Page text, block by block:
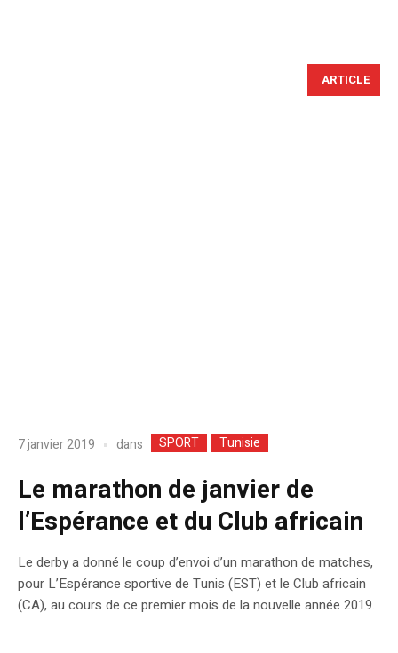
ARTICLE
7 janvier 2019 dans SPORT Tunisie
Le marathon de janvier de
l’Espérance et du Club africain
Le derby a donné le coup d’envoi d’un marathon de matches,
pour L’Espérance sportive de Tunis (EST) et le Club africain
(CA), au cours de ce premier mois de la nouvelle année 2019.